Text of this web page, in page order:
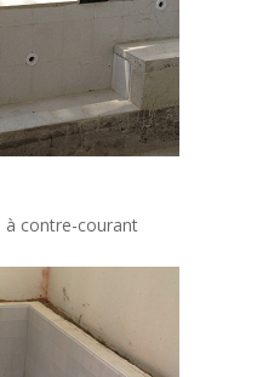
à contre-courant